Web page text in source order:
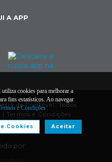
A APP
de Pontével. Todos
| Termos e Condições
por:
cookies para melhorar a
fins estatísticos. Ao navegar
e Condições
Aceitar
Cookies